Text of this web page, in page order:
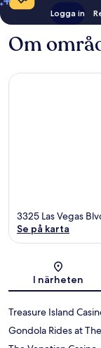
Logga in
Om
3325 Las Vegas
Se på karta
I närheten
Treasure Island
Gondola Rides at